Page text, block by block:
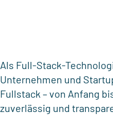
Als Full-Stack-
Unternehmen und
Fullstack – von Anfang
zuverlässig und